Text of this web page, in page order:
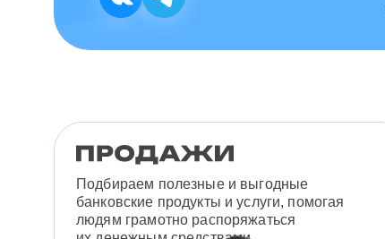
Подбираем полезные и выгодные
банковские продукты и услуги, помогая
людям грамотно распоряжаться